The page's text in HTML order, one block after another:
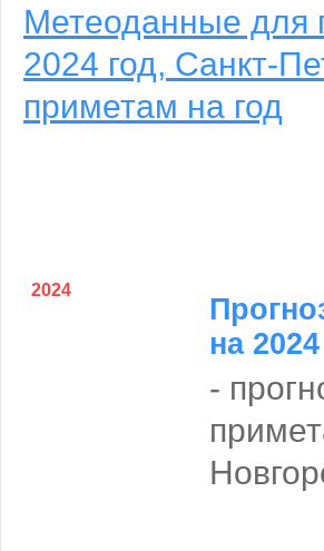
Метеоданные для
2024 год, Санкт-
приметам на год
2024
на
-